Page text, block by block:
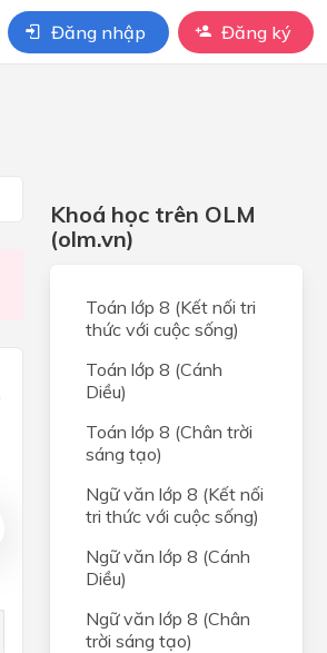
Đăng nhập Đăng ký
Khoá học trên OLM
(olm.vn)
Toán lớp 8 (Kết nối tri
thức với cuộc sống)
Toán lớp 8 (Cánh
Diều)
Toán lớp 8 (Chân trời
sáng tạo)
Ngữ văn lớp 8 (Kết nối
tri thức với cuộc sống)
Ngữ văn lớp 8 (Cánh
Diều)
Ngữ văn lớp 8 (Chân
trời sáng tạo)